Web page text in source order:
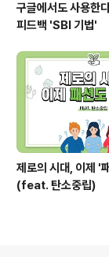
구글에서도 사용한
피드백 'SBI 기법'
제로의 시대, 이제 '
(feat. 탄소중립)